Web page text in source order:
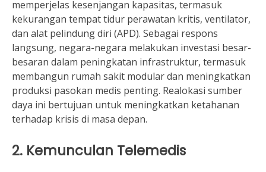
memperjelas kesenjangan kapasitas, termasuk
kekurangan tempat tidur perawatan kritis, ventilator,
dan alat pelindung diri (APD). Sebagai respons
langsung, negara-negara melakukan investasi besar-
besaran dalam peningkatan infrastruktur, termasuk
membangun rumah sakit modular dan meningkatkan
produksi pasokan medis penting. Realokasi sumber
daya ini bertujuan untuk meningkatkan ketahanan
terhadap krisis di masa depan.
2. Kemunculan Telemedis